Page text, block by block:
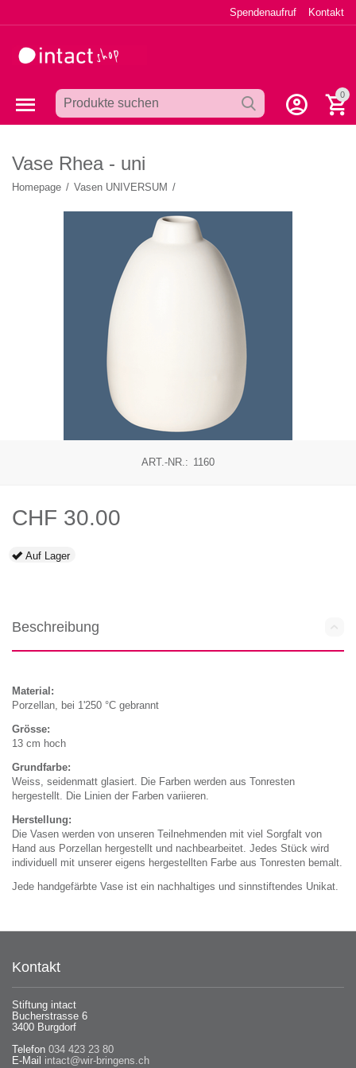
Spendenaufruf Kontakt
0
Vase Rhea - uni
Homepage / Vasen UNIVERSUM /
ART.-NR.: 1160
CHF 30.00
Auf Lager
Beschreibung
Material:
Porzellan, bei 1'250 °C gebrannt
Grösse:
13 cm hoch
Grundfarbe:
Weiss, seidenmatt glasiert. Die Farben werden aus Tonresten
hergestellt. Die Linien der Farben variieren.
Herstellung:
Die Vasen werden von unseren Teilnehmenden mit viel Sorgfalt von
Hand aus Porzellan hergestellt und nachbearbeitet. Jedes Stück wird
individuell mit unserer eigens hergestellten Farbe aus Tonresten bemalt.
Jede handgefärbte Vase ist ein nachhaltiges und sinnstiftendes Unikat.
Kontakt
Stiftung intact
Bucherstrasse 6
3400 Burgdorf
Telefon034 423 23 80
E-Mail intact@wir-bringens.ch